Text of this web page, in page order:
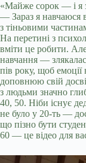
«Майже сорок — і я
— Зараз я навчаюся
з тіньовими
На перетині з
вміти це робити.
навчання —
пів року, щоб
доповнюю свій
з людьми значно
40, 50. Ніби існує
не було у 20-ть —
що пізно бути
60 — це відео для